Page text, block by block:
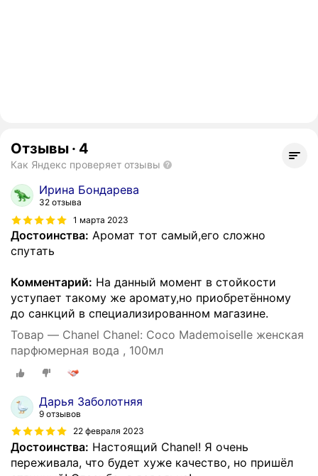
Отзывы · 4
Как Яндекс проверяет отзывы
Ирина Бондарева
32 отзыва
1 марта 2023
Достоинства: Аромат тот самый,его сложно
спутать
Комментарий: На данный момент в стойкости
уступает такому же аромату,но приобретённому
до санкций в специализированном магазине.
Товар — Chanel Chanel: Coco Mademoiselle женская
парфюмерная вода , 100мл
Дарья Заболотняя
9 отзывов
22 февраля 2023
Достоинства: Настоящий Chanel! Я очень
переживала, что будет хуже качество, но пришёл